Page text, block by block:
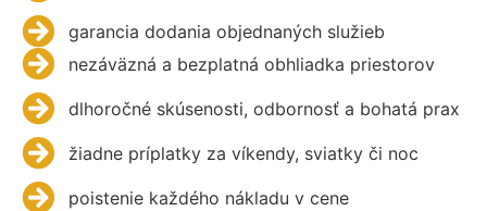
garancia dodania objednaných služieb
nezáväzná a bezplatná obhliadka priestorov
dlhoročné skúsenosti, odbornosť a bohatá prax
žiadne príplatky za víkendy, sviatky či noc
poistenie každého nákladu v cene